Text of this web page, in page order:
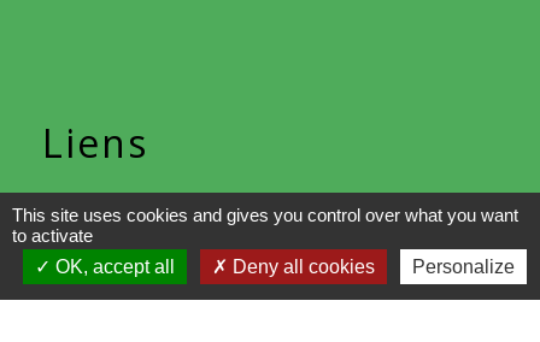
Liens
CAPSO
Mentions légales - Politique de confidentialité -
Accessibilité - Plan du site - Gestion des cookies
This site uses cookies and gives you control over what you want
to activate
OK, accept all
Deny all cookies Personalize